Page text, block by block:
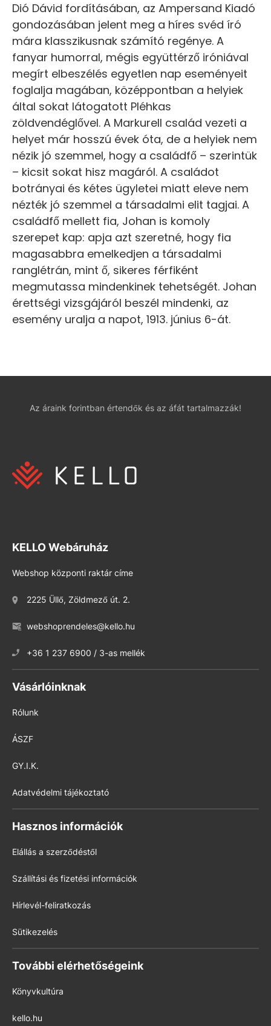
Dió Dávid fordításában, az Ampersand Kiadó
gondozásában jelent meg a híres svéd író
mára klasszikusnak számító regénye. A
fanyar humorral, mégis együttérző iróniával
megírt elbeszélés egyetlen nap eseményeit
foglalja magában, középpontban a helyiek
által sokat látogatott Pléhkas
zöldvendéglővel. A Markurell család vezeti a
helyet már hosszú évek óta, de a helyiek nem
nézik jó szemmel, hogy a családfő – szerintük
– kicsit sokat hisz magáról. A családot
botrányai és kétes ügyletei miatt eleve nem
nézték jó szemmel a társadalmi elit tagjai. A
családfő mellett fia, Johan is komoly
szerepet kap: apja azt szeretné, hogy fia
magasabbra emelkedjen a társadalmi
ranglétrán, mint ő, sikeres férfiként
megmutassa mindenkinek tehetségét. Johan
érettségi vizsgájáról beszél mindenki, az
esemény uralja a napot, 1913. június 6-át.
Az áraink forintban értendők és az áfát tartalmazzák!
KELLO Webáruház
Webshop központi raktár címe
2225 Üllő, Zöldmező út. 2.
webshoprendeles@kello.hu
+36 1 237 6900 / 3-as mellék
Vásárlóinknak
Rólunk
ÁSZF
GY.I.K.
Adatvédelmi tájékoztató
Hasznos információk
Elállás a szerződéstől
Szállítási és fizetési információk
Hírlevél-feliratkozás
Sütikezelés
További elérhetőségeink
Könyvkultúra
kello.hu